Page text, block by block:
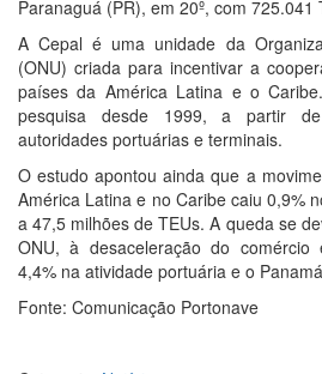
Paranaguá (PR), em 20º, com 725.041
A Cepal é uma unidade da
(ONU) criada para incentivar a
países da América Latina e o
pesquisa desde 1999, a partir
autoridades portuárias e terminais.
O estudo apontou ainda que a
América Latina e no Caribe caiu 0,9%
a 47,5 milhões de TEUs. A queda se
ONU, à desaceleração do comércio
4,4% na atividade portuária e o
Fonte: Comunicação Portonave